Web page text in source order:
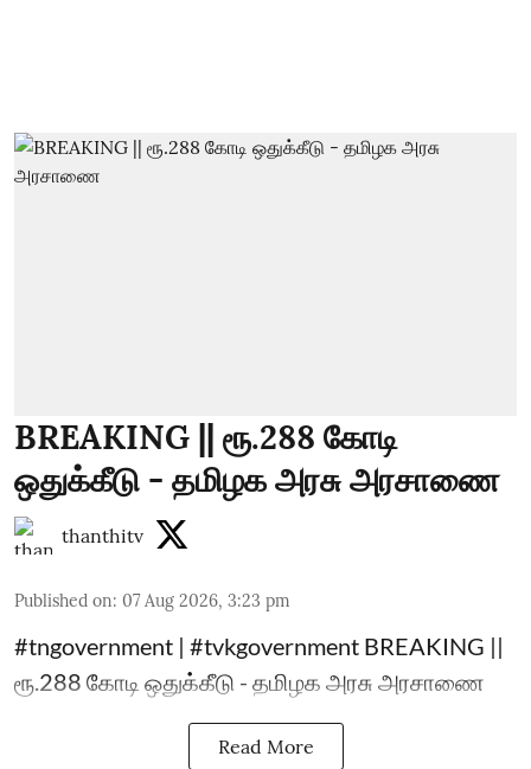
BREAKING || ரூ.288 கோடி
ஒதுக்கீடு - தமிழக அரசு அரசாணை
thanthitv
Published on: 07 Aug 2026, 3:23 pm
#tngovernment | #tvkgovernment BREAKING ||
ரூ.288 கோடி ஒதுக்கீடு - தமிழக அரசு அரசாணை
Read More